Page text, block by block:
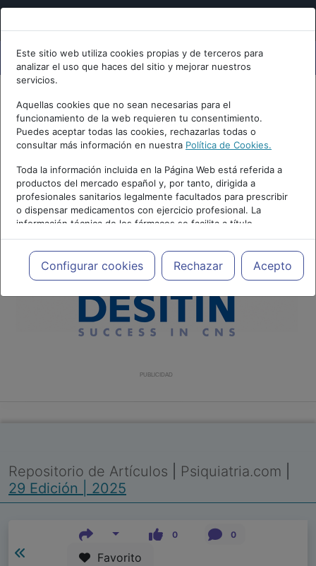
Este sitio web utiliza cookies propias y de terceros para
analizar el uso que haces del sitio y mejorar nuestros
servicios.
Aquellas cookies que no sean necesarias para el
funcionamiento de la web requieren tu consentimiento.
Puedes aceptar todas las cookies, rechazarlas todas o
consultar más información en nuestra Política de Cookies.
Toda la información incluida en la Página Web está referida a
productos del mercado español y, por tanto, dirigida a
profesionales sanitarios legalmente facultados para prescribir
o dispensar medicamentos con ejercicio profesional. La
información técnica de los fármacos se facilita a título
meramente informativo, siendo responsabilidad de los
profesionales facultados prescribir medicamentos y decidir, en
cada caso concreto, el tratamiento más adecuado a las
necesidades del paciente.
Configurar cookies Rechazar Acepto
PUBLICIDAD
Repositorio de Artículos Psiquiatria.com
29 Edición | 2025
0 0
Favorito